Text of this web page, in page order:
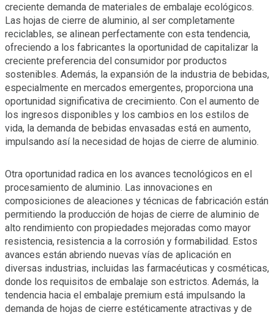
creciente demanda de materiales de embalaje ecológicos.
Las hojas de cierre de aluminio, al ser completamente
reciclables, se alinean perfectamente con esta tendencia,
ofreciendo a los fabricantes la oportunidad de capitalizar la
creciente preferencia del consumidor por productos
sostenibles. Además, la expansión de la industria de bebidas,
especialmente en mercados emergentes, proporciona una
oportunidad significativa de crecimiento. Con el aumento de
los ingresos disponibles y los cambios en los estilos de
vida, la demanda de bebidas envasadas está en aumento,
impulsando así la necesidad de hojas de cierre de aluminio.
Otra oportunidad radica en los avances tecnológicos en el
procesamiento de aluminio. Las innovaciones en
composiciones de aleaciones y técnicas de fabricación están
permitiendo la producción de hojas de cierre de aluminio de
alto rendimiento con propiedades mejoradas como mayor
resistencia, resistencia a la corrosión y formabilidad. Estos
avances están abriendo nuevas vías de aplicación en
diversas industrias, incluidas las farmacéuticas y cosméticas,
donde los requisitos de embalaje son estrictos. Además, la
tendencia hacia el embalaje premium está impulsando la
demanda de hojas de cierre estéticamente atractivas y de